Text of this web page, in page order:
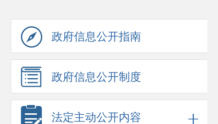
政府信息公开指南
政府信息公开制度
法定主动公开内容